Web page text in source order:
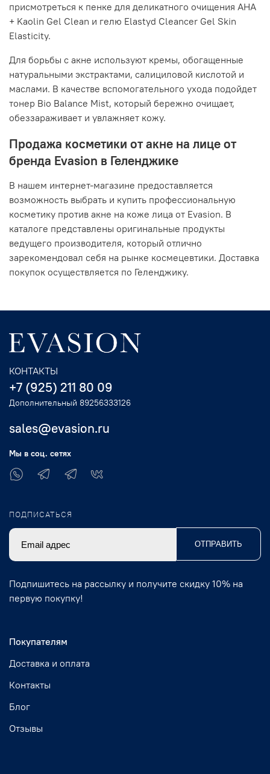
присмотреться к пенке для деликатного очищения AHA
+ Kaolin Gel Clean и гелю Elastyd Cleancer Gel Skin
Elasticity.
Для борьбы с акне используют кремы, обогащенные
натуральными экстрактами, салициловой кислотой и
маслами. В качестве вспомогательного ухода подойдет
тонер Bio Balance Mist, который бережно очищает,
обеззараживает и увлажняет кожу.
Продажа косметики от акне на лице от
бренда Evasion в Геленджике
В нашем интернет-магазине предоставляется
возможность выбрать и купить профессиональную
косметику против акне на коже лица от Evasion. В
каталоге представлены оригинальные продукты
ведущего производителя, который отлично
зарекомендовал себя на рынке космецевтики. Доставка
покупок осуществляется по Геленджику.
Покупателям
Доставка и оплата
Контакты
Блог
Отзывы
КОНТАКТЫ
+7 (925) 211 80 09
Дополнительный 89256333126
sales@evasion.ru
Мы в соц. сетях
ПОДПИСАТЬСЯ
ОТПРАВИТЬ
Подпишитесь на рассылку и получите скидку 10% на
первую покупку!